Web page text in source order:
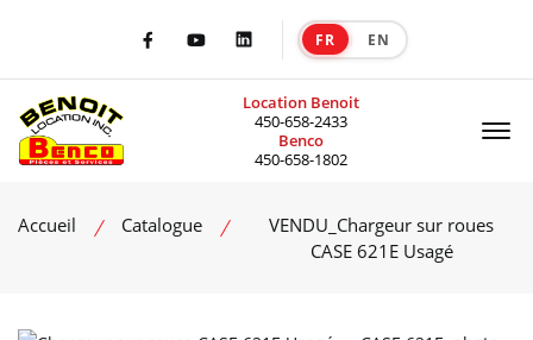
FacebookYoutubeLinkedIn FR EN
Location Benoit
450-658-2433
Benco
450-658-1802
Accueil Catalogue
VENDU_Chargeur sur roues
CASE 621E Usagé